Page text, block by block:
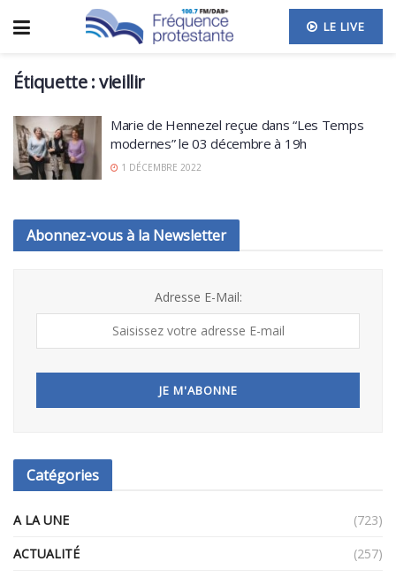
LE LIVE
Étiquette :vieillir
Marie de Hennezel reçue dans “Les Temps
modernes” le 03 décembre à 19h
1 DÉCEMBRE 2022
Abonnez-vous à la Newsletter
Adresse E-Mail:
Catégories
A LA UNE
(723)
ACTUALITÉ
(257)